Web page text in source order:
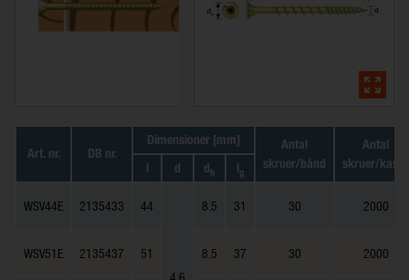
Art. nr. DB nr.
Dimensioner [mm]
Antal
skruer/bånd
Antal
skruer/kasse
l d dh lg
WSV44E 2135433 44
4.6
8.5 31 30 2000
WSV51E 2135437 51 8.5 37 30 2000